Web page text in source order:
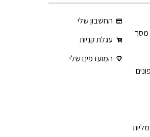
מסך
החשבון שלי
עגלת קניות
המועדפים שלי